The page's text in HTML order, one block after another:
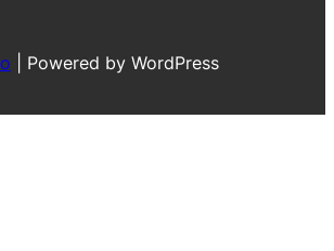
Powered by WordPress